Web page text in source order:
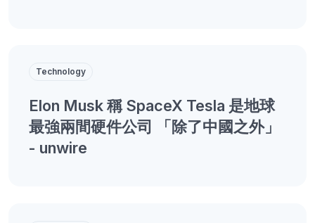
Technology
Elon Musk 稱 SpaceX Tesla 是地球
最強兩間硬件公司 「除了中國之外」
- unwire